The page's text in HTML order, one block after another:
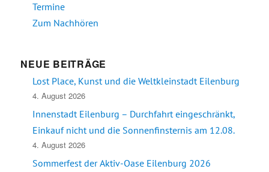
Termine
Zum Nachhören
NEUE BEITRÄGE
Lost Place, Kunst und die Weltkleinstadt Eilenburg
4. August 2026
Innenstadt Eilenburg – Durchfahrt eingeschränkt,
Einkauf nicht und die Sonnenfinsternis am 12.08.
4. August 2026
Sommerfest der Aktiv-Oase Eilenburg 2026